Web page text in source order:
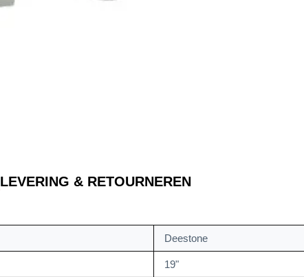
LEVERING & RETOURNEREN
Deestone
19"